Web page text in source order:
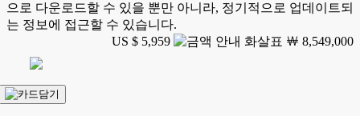
으로 다운로드할 수 있을 뿐만 아니라, 정기적으로 업데이트되
는 정보에 접근할 수 있습니다.
US $ 5,959
￦ 8,549,000